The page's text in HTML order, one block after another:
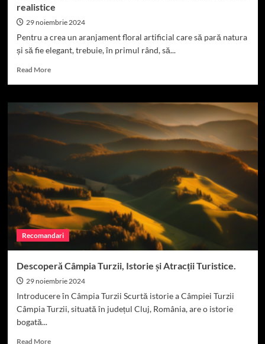
realistice
29 noiembrie 2024
Pentru a crea un aranjament floral artificial care să pară natura
și să fie elegant, trebuie, în primul rând, să...
Read MoreRead
Cum
alegi
Sfaturi
pentru
aranjamente
realistice
Recomandari
Descoperă Câmpia Turzii, Istorie și Atracții Turistice.
29 noiembrie 2024
Introducere în Câmpia Turzii Scurtă istorie a Câmpiei Turzii
Câmpia Turzii, situată în județul Cluj, România, are o istorie
bogată...
Read MoreRead